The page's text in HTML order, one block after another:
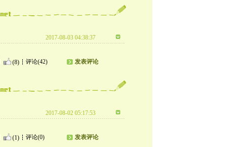
2017-08-03 04:38:37
(8) 评论(42) 发表评论
2017-08-02 05:17:53
(1) 评论(0) 发表评论